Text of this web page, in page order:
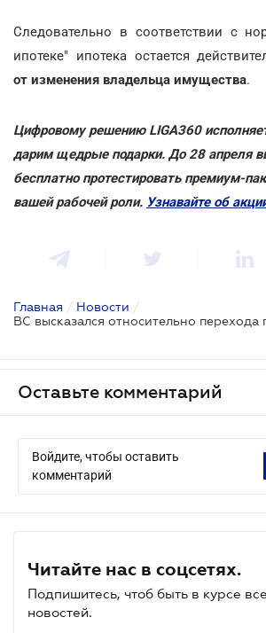
Следовательно в соответствии с
ипотеке" ипотека остается
от изменения владельца имущества.
Цифровому решению LIGA360
дарим щедрые подарки. До 28 апреля
бесплатно протестировать премиум-
вашей рабочей роли. Узнавайте об
Главная / Новости /
Оставьте комментарий
Войдите, чтобы оставить
комментарий
Читайте нас в соцсетях.
Подпишитесь, чтоб быть в курсе
новостей.